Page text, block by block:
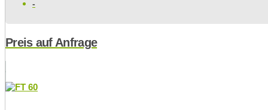
-
Preis auf Anfrage